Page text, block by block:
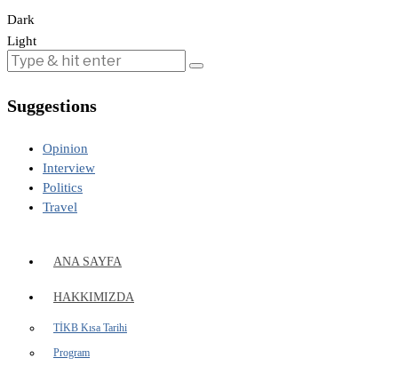
Dark
Light
Suggestions
Opinion
Interview
Politics
Travel
ANA SAYFA
HAKKIMIZDA
TİKB Kısa Tarihi
Program